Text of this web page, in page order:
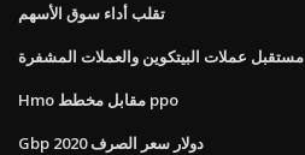
تقلب أداء سوق الأسهم
مستقبل عملات البيتكوين والعملات المشفرة
Hmo مقابل مخطط ppo
Gbp دولار سعر الصرف 2020